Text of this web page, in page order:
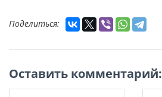
Поделиться:
Оставить комментарий: